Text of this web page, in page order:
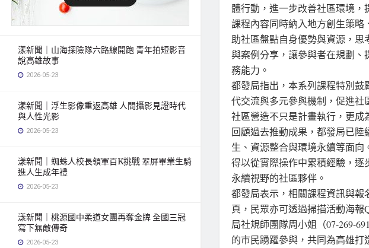
漾新聞｜山海探險隊六路線開跑 青年拍短影音
說高雄故事
2026-05-23
漾新聞｜浮生影像重返高雄 人間攝影見證時代
與人性光影
2026-05-23
漾新聞｜蜘蛛人校長領軍百K挑戰 翠屏畢業生騎
進人生成年禮
2026-05-23
漾新聞｜桃源國中柔道女團再奪金牌 全國三冠
寫下無敵傳奇
2026-05-23
體行動，進一步改善社區環境，
課程內容同時納入地方創生策
助社區盤點自身優勢與資源，
與案例分享，讓參與者在規劃
務能力。
都發局指出，本系列課程特別鼓
代交流與多元參與機制，促進
社區營造不只是計畫執行，更成
回顧過去推動成果，都發局已陸
生、資源整合與環境永續等面
得以從實際操作中累積經驗，
永續視野的社區夥伴。
都發局表示，相關課程資訊與
頁，民眾亦可透過掃描活動海報
局社規師團隊周小姐（07-269-
的市民踴躍參與，共同為高雄打